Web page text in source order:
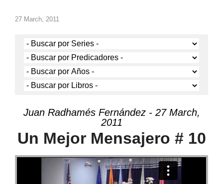
27 March, 2011
Juan Radhamés Fernández - 27 March,
2011
Un Mejor Mensajero # 10